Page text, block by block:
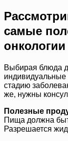
самые
онкологии
Выбирая блюда
индивидуальные
стадию
же, нужны
Полезные
Пища должна
Разрешается